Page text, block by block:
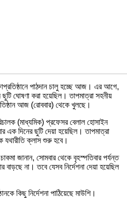
পাঠদান চালু হচ্ছে আজ। এর আগে,
ঘোষণা করা হয়েছিল। তাপমাত্রা সহনীয়
আজ (রোববার) থেকে খুলছে।
(মাধ্যমিক) প্রফেসর বেলাল হোসাইন
এক দিনের ছুটি দেয়া হয়েছিল। তাপমাত্রা
যথারীতি ক্লাস শুরু হবে।
জানান, সোমবার থেকে বৃহস্পতিবার পর্যন্ত
না। তবে যেসব নির্দেশনা দেয়া হয়েছিল
কিছু নির্দেশনা পাঠিয়েছে মাউশি।